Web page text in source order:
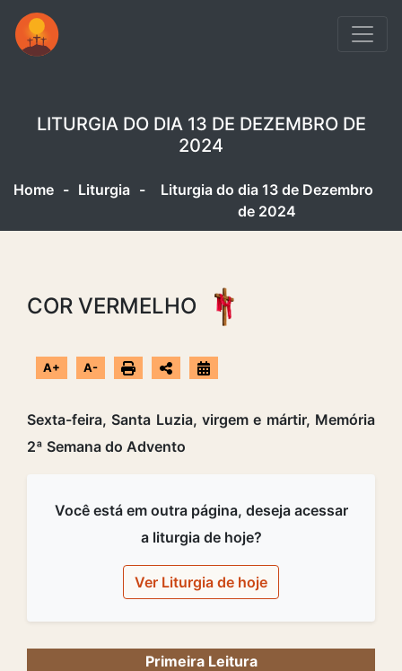
LITURGIA DO DIA 13 DE DEZEMBRO DE
2024
Home - Liturgia -
Liturgia do dia 13 de Dezembro
de 2024
COR VERMELHO
A+ A-
Sexta-feira, Santa Luzia, virgem e mártir, Memória
2ª Semana do Advento
Você está em outra página, deseja acessar
a liturgia de hoje?
Ver Liturgia de hoje
Primeira Leitura